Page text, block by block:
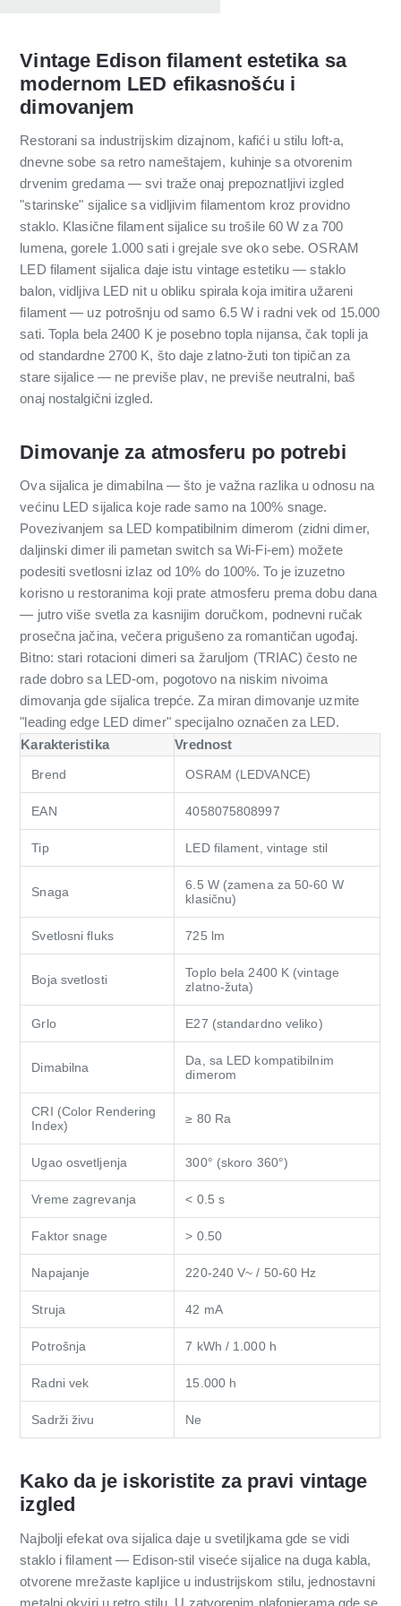
Vintage Edison filament estetika sa
modernom LED efikasnošću i
dimovanjem
Restorani sa industrijskim dizajnom, kafići u stilu loft-a,
dnevne sobe sa retro nameštajem, kuhinje sa otvorenim
drvenim gredama — svi traže onaj prepoznatljivi izgled
"starinske" sijalice sa vidljivim filamentom kroz providno
staklo. Klasične filament sijalice su trošile 60 W za 700
lumena, gorele 1.000 sati i grejale sve oko sebe. OSRAM
LED filament sijalica daje istu vintage estetiku — staklo
balon, vidljiva LED nit u obliku spirala koja imitira užareni
filament — uz potrošnju od samo 6.5 W i radni vek od 15.000
sati. Topla bela 2400 K je posebno topla nijansa, čak topli ja
od standardne 2700 K, što daje zlatno-žuti ton tipičan za
stare sijalice — ne previše plav, ne previše neutralni, baš
onaj nostalgični izgled.
Dimovanje za atmosferu po potrebi
Ova sijalica je dimabilna — što je važna razlika u odnosu na
većinu LED sijalica koje rade samo na 100% snage.
Povezivanjem sa LED kompatibilnim dimerom (zidni dimer,
daljinski dimer ili pametan switch sa Wi-Fi-em) možete
podesiti svetlosni izlaz od 10% do 100%. To je izuzetno
korisno u restoranima koji prate atmosferu prema dobu dana
— jutro više svetla za kasnijim doručkom, podnevni ručak
prosečna jačina, večera prigušeno za romantičan ugođaj.
Bitno: stari rotacioni dimeri sa žaruljom (TRIAC) često ne
rade dobro sa LED-om, pogotovo na niskim nivoima
dimovanja gde sijalica trepće. Za miran dimovanje uzmite
"leading edge LED dimer" specijalno označen za LED.
Karakteristika
Vrednost
Brend OSRAM (LEDVANCE)
EAN 4058075808997
Tip LED filament, vintage stil
Snaga
6.5 W (zamena za 50-60 W
klasičnu)
Svetlosni fluks 725 lm
Boja svetlosti
Toplo bela 2400 K (vintage
zlatno-žuta)
Grlo E27 (standardno veliko)
Dimabilna
Da, sa LED kompatibilnim
dimerom
CRI (Color Rendering
Index)
≥ 80 Ra
Ugao osvetljenja 300° (skoro 360°)
Vreme zagrevanja < 0.5 s
Faktor snage > 0.50
Napajanje 220-240 V~ / 50-60 Hz
Struja 42 mA
Potrošnja 7 kWh / 1.000 h
Radni vek 15.000 h
Sadrži živu Ne
Kako da je iskoristite za pravi vintage
izgled
Najbolji efekat ova sijalica daje u svetiljkama gde se vidi
staklo i filament — Edison-stil viseće sijalice na duga kabla,
otvorene mrežaste kapljice u industrijskom stilu, jednostavni
metalni okviri u retro stilu. U zatvorenim plafonjerama gde se